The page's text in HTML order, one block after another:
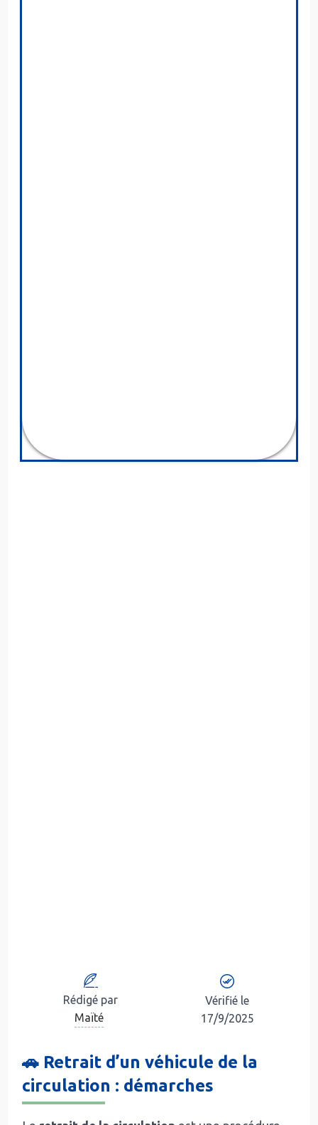
Rédigé par
Maïté
Vérifié le
17/9/2025
🚗 Retrait d’un véhicule de la
circulation : démarches